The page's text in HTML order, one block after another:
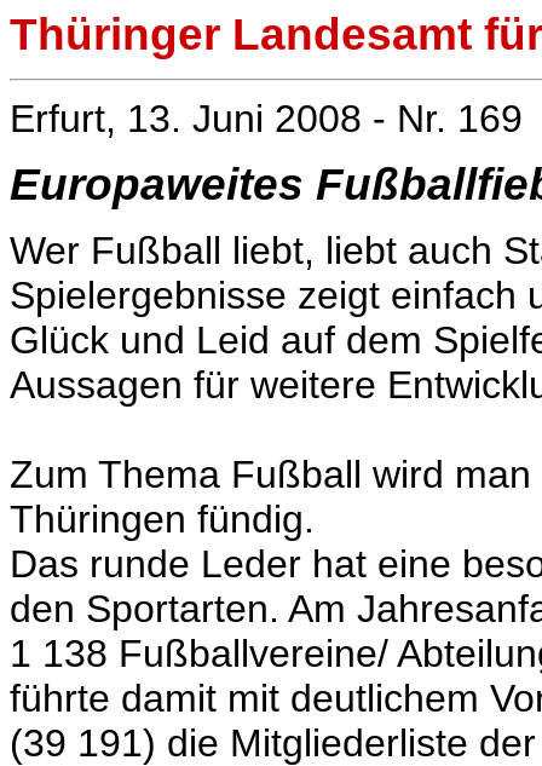
Thüringer Landesamt
Erfurt, 13. Juni 2008 - Nr. 169
Europaweites
Wer Fußball liebt, liebt auch
Spielergebnisse zeigt einfach
Glück und Leid auf dem
Aussagen für weitere
Zum Thema Fußball wird
Thüringen fündig.
Das runde Leder hat eine
den Sportarten. Am
1 138 Fußballvereine/
führte damit mit deutlichem
(39 191) die Mitgliederliste